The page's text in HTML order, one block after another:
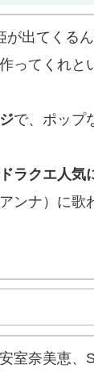
出てくるん
ってくれと
で、ポップ
ラクエ人気
ンナ）に歌
室奈美恵、